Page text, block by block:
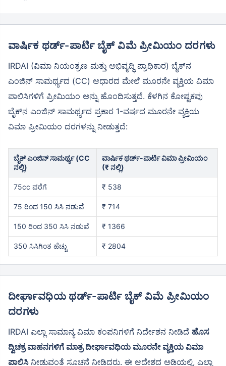
ವಾರ್ಷಿಕ ಥರ್ಡ್-ಪಾರ್ಟಿ ಬೈಕ್ ವಿಮೆ ಪ್ರೀಮಿಯಂ ದರಗಳು
IRDAI (ವಿಮಾ ನಿಯಂತ್ರಣ ಮತ್ತು ಅಭಿವೃದ್ಧಿ ಪ್ರಾಧಿಕಾರ) ಬೈಕ್‌ನ
ಎಂಜಿನ್ ಸಾಮರ್ಥ್ಯದ (CC) ಆಧಾರದ ಮೇಲೆ ಮೂರನೇ ವ್ಯಕ್ತಿಯ ವಿಮಾ
ಪಾಲಿಸಿಗಳಿಗೆ ಪ್ರೀಮಿಯಂ ಅನ್ನು ಹೊಂದಿಸುತ್ತದೆ. ಕೆಳಗಿನ ಕೋಷ್ಟಕವು
ಬೈಕ್‌ನ ಎಂಜಿನ್ ಸಾಮರ್ಥ್ಯದ ಪ್ರಕಾರ 1-ವರ್ಷದ ಮೂರನೇ ವ್ಯಕ್ತಿಯ
ವಿಮಾ ಪ್ರೀಮಿಯಂ ದರಗಳನ್ನು ನೀಡುತ್ತದೆ:
ಬೈಕ್ ಎಂಜಿನ್ ಸಾಮರ್ಥ್ಯ (CC
ನಲ್ಲಿ)
ವಾರ್ಷಿಕ ಥರ್ಡ್-ಪಾರ್ಟಿ ವಿಮಾ ಪ್ರೀಮಿಯಂ
(₹ ನಲ್ಲಿ)
75cc ವರೆಗೆ ₹ 538
75 ರಿಂದ 150 ಸಿಸಿ ನಡುವೆ ₹ 714
150 ರಿಂದ 350 ಸಿಸಿ ನಡುವೆ ₹ 1366
350 ಸಿಸಿಗಿಂತ ಹೆಚ್ಚು ₹ 2804
ದೀರ್ಘಾವಧಿಯ ಥರ್ಡ್-ಪಾರ್ಟಿ ಬೈಕ್ ವಿಮೆ ಪ್ರೀಮಿಯಂ
ದರಗಳು
IRDAI ಎಲ್ಲಾ ಸಾಮಾನ್ಯ ವಿಮಾ ಕಂಪನಿಗಳಿಗೆ ನಿರ್ದೇಶನ ನೀಡಿದೆ ಹೊಸ
ದ್ವಿಚಕ್ರ ವಾಹನಗಳಿಗೆ ಮಾತ್ರ ದೀರ್ಘಾವಧಿಯ ಮೂರನೇ ವ್ಯಕ್ತಿಯ ವಿಮಾ
ಪಾಲಿಸಿನೀಡುವಂತೆ ಸೂಚನೆ ನೀಡಿದರು. ಈ ಆದೇಶದ ಅಡಿಯಲ್ಲಿ, ಎಲ್ಲಾ